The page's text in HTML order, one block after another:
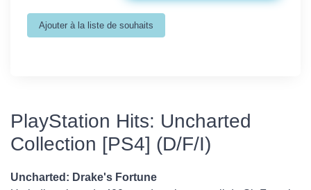
PlayStation Hits: Uncharted
Collection [PS4] (D/F/I)
Uncharted: Drake's Fortune